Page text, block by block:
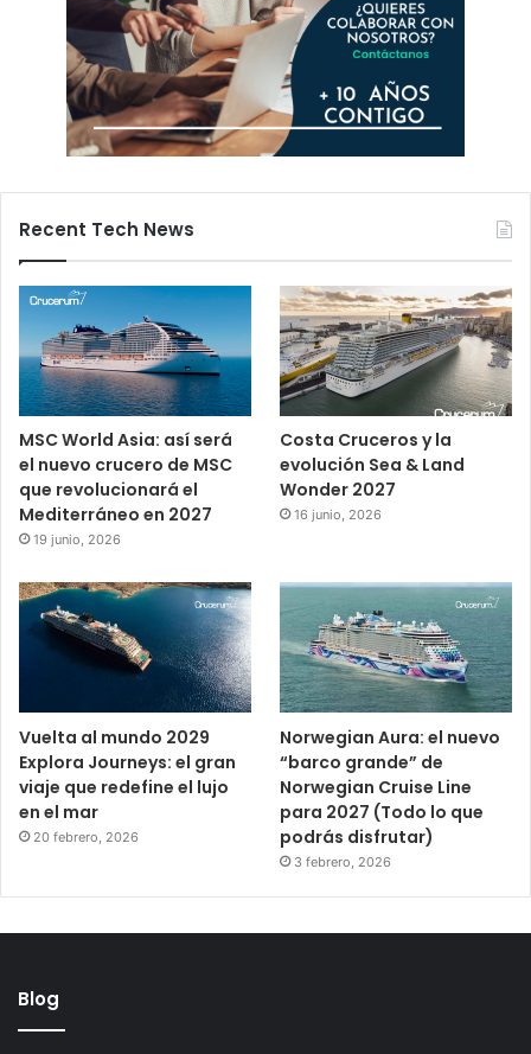
Recent Tech News
MSC World Asia: así será
el nuevo crucero de MSC
que revolucionará el
Mediterráneo en 2027
19 junio, 2026
Costa Cruceros y la
evolución Sea & Land
Wonder 2027
16 junio, 2026
Vuelta al mundo 2029
Explora Journeys: el gran
viaje que redefine el lujo
en el mar
20 febrero, 2026
Norwegian Aura: el nuevo
“barco grande” de
Norwegian Cruise Line
para 2027 (Todo lo que
podrás disfrutar)
3 febrero, 2026
Blog